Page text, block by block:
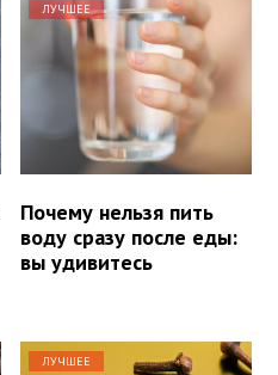
ЛУЧШЕЕ
Почему нельзя пить
воду сразу после еды:
вы удивитесь
ЛУЧШЕЕ